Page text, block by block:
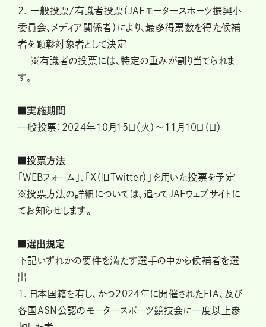
2. 一般投票/有識者投票（JAFモータースポーツ振興小
委員会、メディア関係者）により、最多得票数を得た候補
者を顕彰対象者として決定
※有識者の投票には、特定の重みが割り当てられま
す。
■実施期間
一般投票：2024年10月15日（火）～11月10日（日）
■投票方法
「WEBフォーム」、「X（旧Twitter）」を用いた投票を予定
※投票方法の詳細については、追ってJAFウェブサイトに
てお知らせします。
■選出規定
下記いずれかの要件を満たす選手の中から候補者を選
出
1. 日本国籍を有し、かつ2024年に開催されたFIA、及び
各国ASN公認のモータースポーツ競技会に一度以上参